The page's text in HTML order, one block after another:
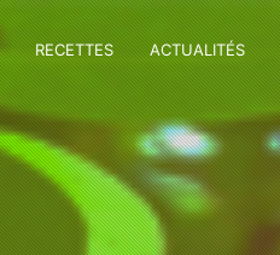
RECETTES ACTUALITÉS